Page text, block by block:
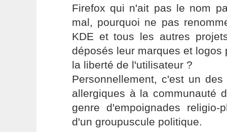
Firefox qui n'ait pas le nom
mal, pourquoi ne pas
KDE et tous les autres
déposés leur marques et logos
la liberté de l'utilisateur ?
Personnellement, c'est un
allergiques à la communauté
genre d'empoignades religio-
d'un groupuscule politique.